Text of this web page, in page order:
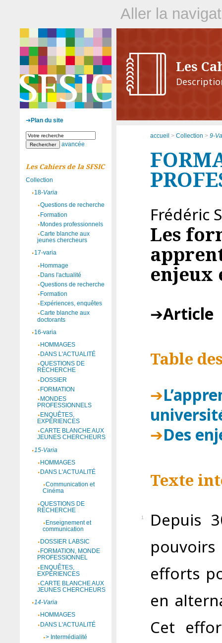
Aller la
Les
accueil > Collection > 9-
Frédéric
Les
enjeux
Article
Table
Des
Texte
1 Depuis
efforts
en
Cet
Plan du site
avancée
Les Cahiers de la SFSIC
Collection
18-Varia
Questions de recherche
Formation
Mondes professionnels
Carte blanche aux
jeunes chercheurs
17-varia
Hommage
Dans l'actualité
Questions de recherche
Formation
Expériences, enquêtes
Carte blanche aux
doctorants
16-varia
HOMMAGES
DANS L'ACTUALITÉ
QUESTIONS DE
RECHERCHE
DOSSIER
FORMATION
MONDES
PROFESSIONNELS
ENQUÊTES,
EXPÉRIENCES
CARTE BLANCHE AUX
JEUNES CHERCHEURS
15-Varia
HOMMAGES
DANS L'ACTUALITÉ
Communication et
Cinéma
QUESTIONS DE
RECHERCHE
Enseignement et
communication
DOSSIER LABSIC
FORMATION, MONDE
PROFESSIONNEL
ENQUÊTES,
EXPÉRIENCES
CARTE BLANCHE AUX
JEUNES CHERCHEURS
14-Varia
HOMMAGES
DANS L'ACTUALITÉ
> Intermédialité